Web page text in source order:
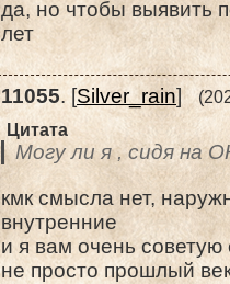
да, но чтобы выявить
лет
11055. [Silver_rain]
Цитата
Могу ли я , сидя на
кмк смысла нет,
внутренние
и я вам очень советую
не просто прошлый